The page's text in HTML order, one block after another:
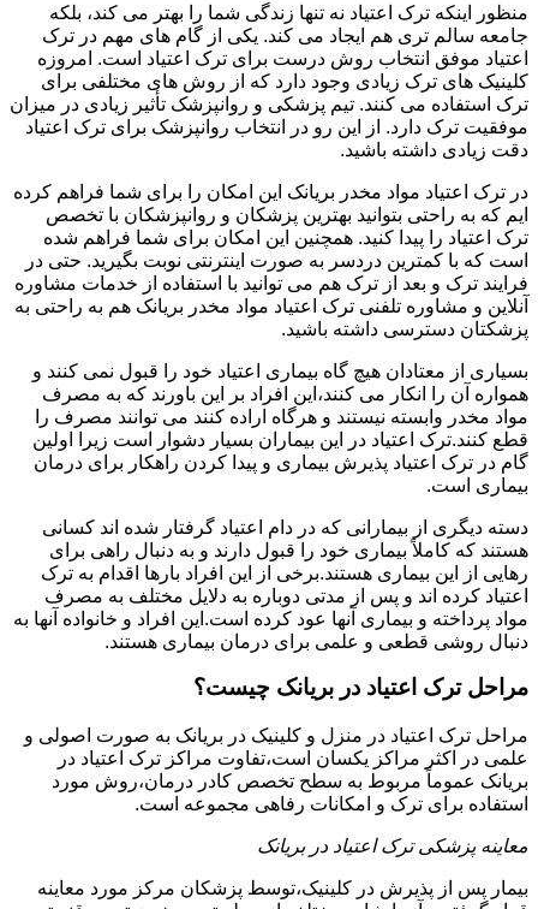
منظور اینکه ترک اعتیاد نه تنها زندگی شما را بهتر می کند، بلکه
جامعه سالم تری هم ایجاد می کند. یکی از گام های مهم در ترک
اعتیاد موفق انتخاب روش درست برای ترک اعتیاد است. امروزه
کلینیک های ترک زیادی وجود دارد که از روش های مختلفی برای
ترک استفاده می کنند. تیم پزشکی و روانپزشک تأثیر زیادی در میزان
موفقیت ترک دارد. از این رو در انتخاب روانپزشک برای ترک اعتیاد
دقت زیادی داشته باشید.
در ترک اعتیاد مواد مخدر بریانک این امکان را برای شما فراهم کرده
ایم که به راحتی بتوانید بهترین پزشکان و روانپزشکان با تخصص
ترک اعتیاد را پیدا کنید. همچنین این امکان برای شما فراهم شده
است که با کمترین دردسر به صورت اینترنتی نوبت بگیرید. حتی در
فرایند ترک و بعد از ترک هم می توانید با استفاده از خدمات مشاوره
آنلاین و مشاوره تلفنی ترک اعتیاد مواد مخدر بریانک هم به راحتی به
پزشکتان دسترسی داشته باشید.
بسیاری از معتادان هیچ گاه بیماری اعتیاد خود را قبول نمی کنند و
همواره آن را انکار می کنند،این افراد بر این باورند که به مصرف
مواد مخدر وابسته نیستند و هرگاه اراده کنند می توانند مصرف را
قطع کنند.ترک اعتیاد در این بیماران بسیار دشوار است زیرا اولین
گام در ترک اعتیاد پذیرش بیماری و پیدا کردن راهکار برای درمان
بیماری است.
دسته دیگری از بیمارانی که در دام اعتیاد گرفتار شده اند کسانی
هستند که کاملاً بیماری خود را قبول دارند و به دنبال راهی برای
رهایی از این بیماری هستند.برخی از این افراد بارها اقدام به ترک
اعتیاد کرده اند و پس از مدتی دوباره به دلایل مختلف به مصرف
مواد پرداخته و بیماری آنها عود کرده است.این افراد و خانواده آنها به
دنبال روشی قطعی و علمی برای درمان بیماری هستند.
مراحل ترک اعتیاد در بریانک چیست؟
مراحل ترک اعتیاد در منزل و کلینیک در بریانک به صورت اصولی و
علمی در اکثر مراکز یکسان است،تفاوت مراکز ترک اعتیاد در
بریانک عموماً مربوط به سطح تخصص کادر درمان،روش مورد
استفاده برای ترک و امکانات رفاهی مجموعه است.
معاینه پزشکی ترک اعتیاد در بریانک
بیمار پس از پذیرش در کلینیک،توسط پزشکان مرکز مورد معاینه